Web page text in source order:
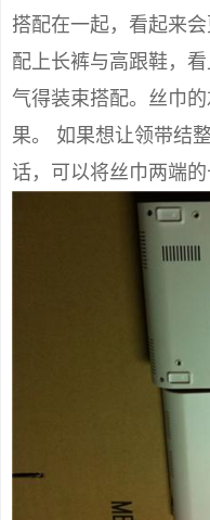
搭配在一起，看起来
配上长裤与高跟鞋，
气得装束搭配。丝巾
果。 如果想让领带结
话，可以将丝巾两端的